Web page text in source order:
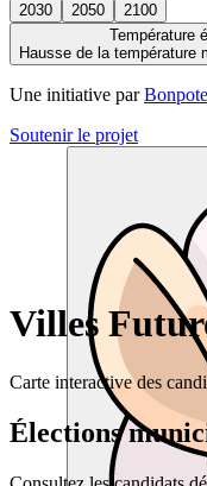
2030 2050
2100
Température
Hausse de la température
Une initiative par
Soutenir le projet
Villes
Carte interactive des
Élections